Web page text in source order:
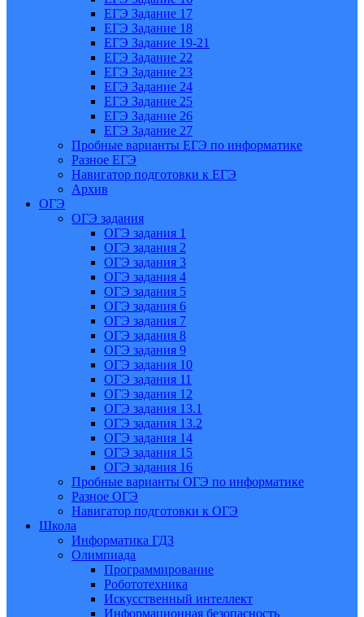
ЕГЭ Задание 17
ЕГЭ Задание 18
ЕГЭ Задание 19-21
ЕГЭ Задание 22
ЕГЭ Задание 23
ЕГЭ Задание 24
ЕГЭ Задание 25
ЕГЭ Задание 26
ЕГЭ Задание 27
Пробные варианты ЕГЭ по информатике
Разное ЕГЭ
Навигатор подготовки к ЕГЭ
Архив
ОГЭ
ОГЭ задания
ОГЭ задания 1
ОГЭ задания 2
ОГЭ задания 3
ОГЭ задания 4
ОГЭ задания 5
ОГЭ задания 6
ОГЭ задания 7
ОГЭ задания 8
ОГЭ задания 9
ОГЭ задания 10
ОГЭ задания 11
ОГЭ задания 12
ОГЭ задания 13.1
ОГЭ задания 13.2
ОГЭ задания 14
ОГЭ задания 15
ОГЭ задания 16
Пробные варианты ОГЭ по информатике
Разное ОГЭ
Навигатор подготовки к ОГЭ
Школа
Информатика ГДЗ
Олимпиада
Программирование
Робототехника
Искусственный интеллект
Информационная безопасность